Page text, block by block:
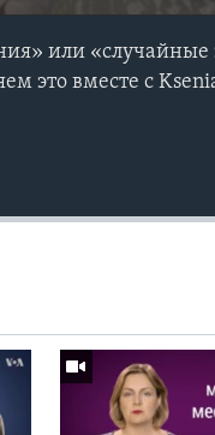
или «случайные
это вместе с